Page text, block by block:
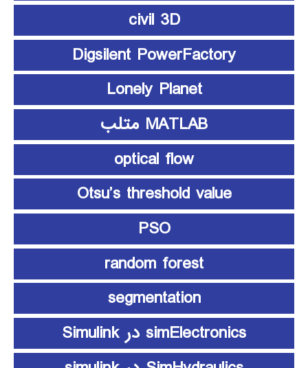
civil 3D
Digsilent PowerFactory
Lonely Planet
MATLAB متلب
optical flow
Otsu’s threshold value
PSO
random forest
segmentation
simElectronics در Simulink